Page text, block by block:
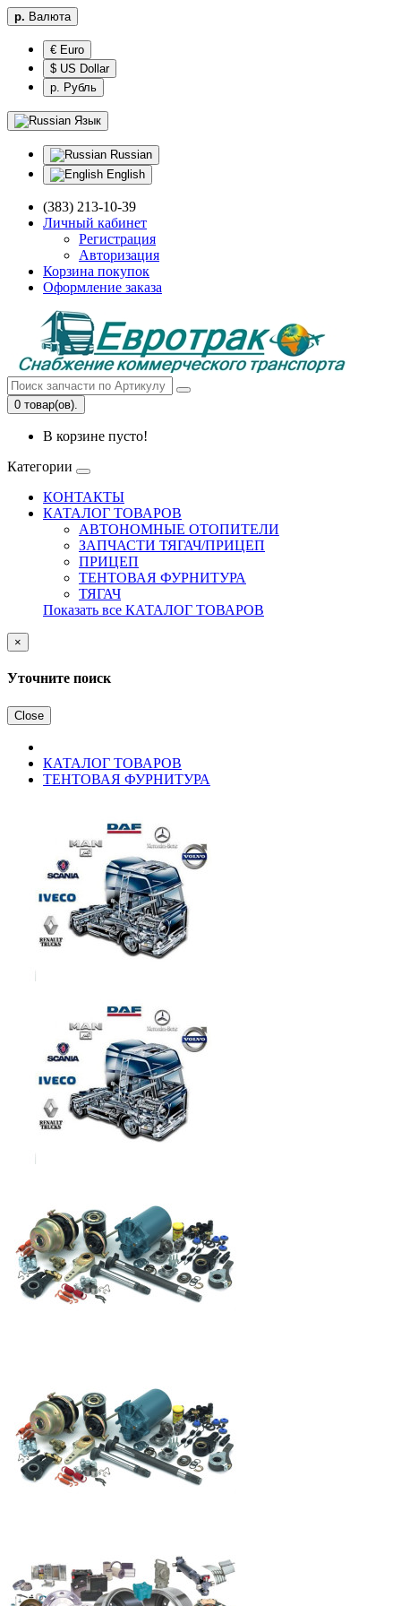
р. Валюта
€ Euro
$ US Dollar
р. Рубль
Язык
Russian
English
(383) 213-10-39
Личный кабинет
Регистрация
Авторизация
Корзина покупок
Оформление заказа
0 товар(ов).
В корзине пусто!
Категории
КОНТАКТЫ
КАТАЛОГ ТОВАРОВ
АВТОНОМНЫЕ ОТОПИТЕЛИ
ЗАПЧАСТИ ТЯГАЧ/ПРИЦЕП
ПРИЦЕП
ТЕНТОВАЯ ФУРНИТУРА
ТЯГАЧ
Показать все КАТАЛОГ ТОВАРОВ
×
Уточните поиск
Close
КАТАЛОГ ТОВАРОВ
ТЕНТОВАЯ ФУРНИТУРА